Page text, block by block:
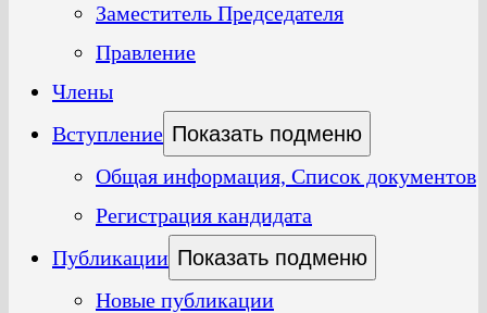
Заместитель Председателя
Правление
Члены
Вступление Показать подменю
Общая информация, Список документов
Регистрация кандидата
Публикации Показать подменю
Новые публикации